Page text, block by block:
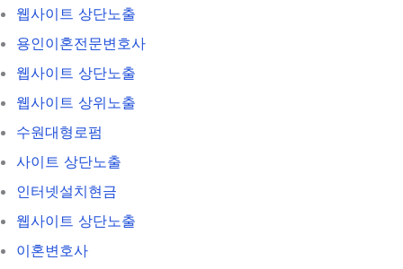
웹사이트 상단노출
용인이혼전문변호사
웹사이트 상단노출
웹사이트 상위노출
수원대형로펌
사이트 상단노출
인터넷설치현금
웹사이트 상단노출
이혼변호사